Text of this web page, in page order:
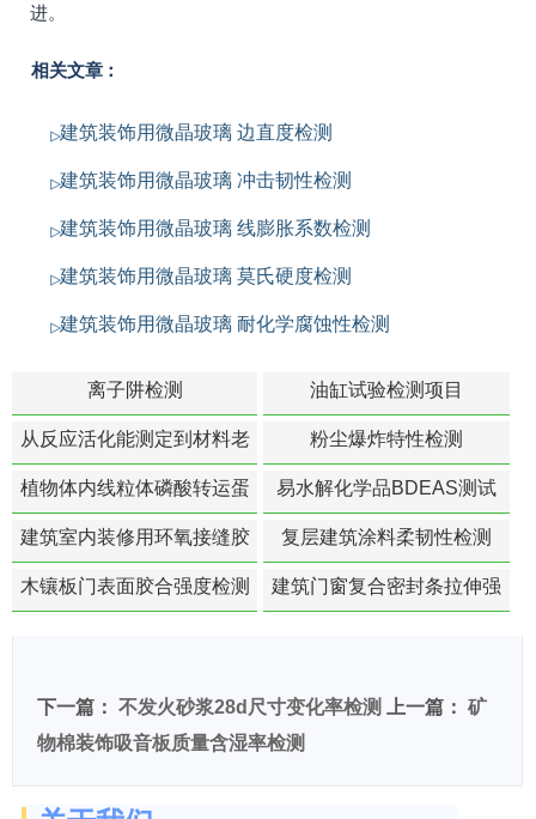
进。
相关文章：
建筑装饰用微晶玻璃 边直度检测
建筑装饰用微晶玻璃 冲击韧性检测
建筑装饰用微晶玻璃 线膨胀系数检测
建筑装饰用微晶玻璃 莫氏硬度检测
建筑装饰用微晶玻璃 耐化学腐蚀性检测
离子阱检测 油缸试验检测项目
从反应活化能测定到材料老
化寿命预测的经典模型
粉尘爆炸特性检测
植物体内线粒体磷酸转运蛋
白活性检测
易水解化学品BDEAS测试
建筑室内装修用环氧接缝胶
苯含量检测
复层建筑涂料柔韧性检测
木镶板门表面胶合强度检测
建筑门窗复合密封条拉伸强
下一篇： 不发火砂浆28d尺寸变化率检测 上一篇： 矿
物棉装饰吸音板质量含湿率检测